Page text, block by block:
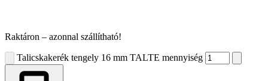
Raktáron – azonnal szállítható!
Talicskakerék tengely 16 mm TALTE mennyiség